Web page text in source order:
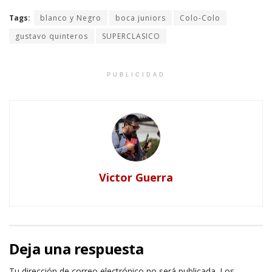
Tags: blanco y Negro boca juniors
Colo-Colo
gustavo quinteros
SUPERCLASICO
PUBLICIDAD
Victor Guerra
Deja una respuesta